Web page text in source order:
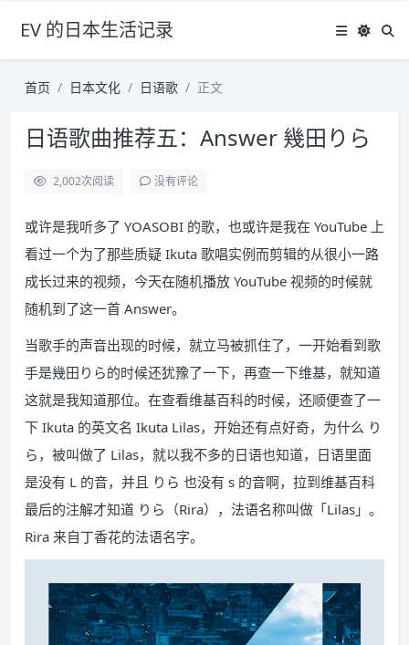
EV 的日本生活记录
首页 日本文化 日语歌 正文
日语歌曲推荐五：Answer 幾田りら
2,002次阅读 没有评论
或许是我听多了 YOASOBI 的歌，也或许是我在 YouTube 上
看过一个为了那些质疑 Ikuta 歌唱实例而剪辑的从很小一路
成长过来的视频，今天在随机播放 YouTube 视频的时候就
随机到了这一首 Answer。
当歌手的声音出现的时候，就立马被抓住了，一开始看到歌
手是幾田りら的时候还犹豫了一下，再查一下维基，就知道
这就是我知道那位。在查看维基百科的时候，还顺便查了一
下 Ikuta 的英文名 Ikuta Lilas，开始还有点好奇，为什么 り
ら，被叫做了 Lilas，就以我不多的日语也知道，日语里面
是没有 L 的音，并且 りら 也没有 s 的音啊，拉到维基百科
最后的注解才知道 りら（Rira），法语名称叫做「Lilas」。
Rira 来自丁香花的法语名字。